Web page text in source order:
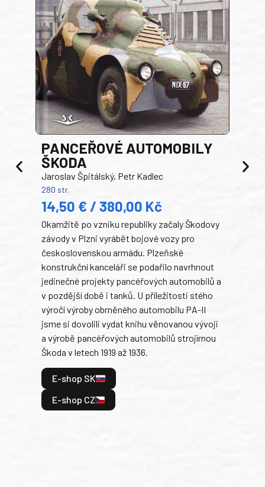
PANCEŘOVÉ AUTOMOBILY
ŠKODA
Jaroslav Špitálský, Petr Kadlec
280 str.
14,50 € / 380,00 Kč
Okamžitě po vzniku republiky začaly Škodovy
závody v Plzni vyrábět bojové vozy pro
československou armádu. Plzeňské
konstrukční kanceláři se podařilo navrhnout
jedinečné projekty pancéřových automobilů a
v pozdější době i tanků. U příležitosti stého
výročí výroby obrněného automobilu PA-II
jsme si dovolili vydat knihu věnovanou vývoji
a výrobě pancéřových automobilů strojírnou
Škoda v letech 1919 až 1936.
E-shop SK
E-shop CZ